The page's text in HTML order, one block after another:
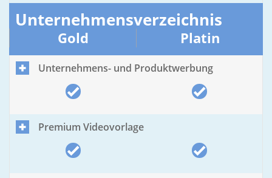
Unternehmensverzeichnis
Gold Platin
Unternehmens- und Produktwerbung
Premium Videovorlage